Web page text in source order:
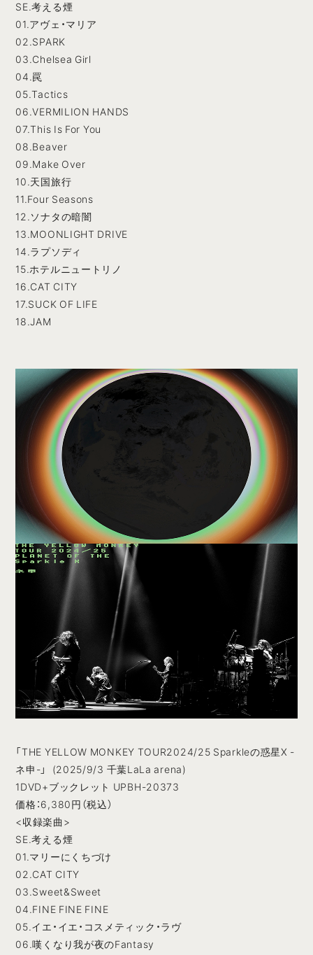
SE.考える煙
01.アヴェ・マリア
02.SPARK
03.Chelsea Girl
04.罠
05.Tactics
06.VERMILION HANDS
07.This Is For You
08.Beaver
09.Make Over
10.天国旅行
11.Four Seasons
12.ソナタの暗闇
13.MOONLIGHT DRIVE
14.ラプソディ
15.ホテルニュートリノ
16.CAT CITY
17.SUCK OF LIFE
18.JAM
「THE YELLOW MONKEY TOUR2024/25 Sparkleの惑星X -
ネ申-」 (2025/9/3 千葉LaLa arena)
1DVD+ブックレット UPBH-20373
価格：6,380円（税込）
<収録楽曲>
SE.考える煙
01.マリーにくちづけ
02.CAT CITY
03.Sweet&Sweet
04.FINE FINE FINE
05.イエ・イエ・コスメティック・ラヴ
06.嘆くなり我が夜のFantasy